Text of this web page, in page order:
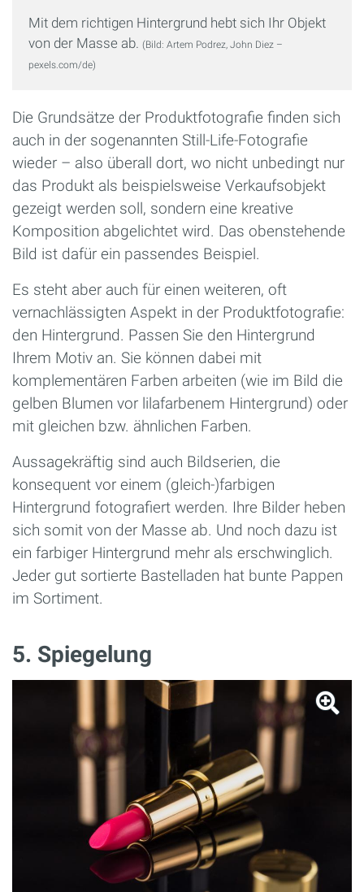
Mit dem richtigen Hintergrund hebt sich Ihr Objekt
von der Masse ab. (Bild: Artem Podrez, John Diez –
pexels.com/de)
Die Grundsätze der Produktfotografie finden sich
auch in der sogenannten Still-Life-Fotografie
wieder – also überall dort, wo nicht unbedingt nur
das Produkt als beispielsweise Verkaufsobjekt
gezeigt werden soll, sondern eine kreative
Komposition abgelichtet wird. Das obenstehende
Bild ist dafür ein passendes Beispiel.
Es steht aber auch für einen weiteren, oft
vernachlässigten Aspekt in der Produktfotografie:
den Hintergrund. Passen Sie den Hintergrund
Ihrem Motiv an. Sie können dabei mit
komplementären Farben arbeiten (wie im Bild die
gelben Blumen vor lilafarbenem Hintergrund) oder
mit gleichen bzw. ähnlichen Farben.
Aussagekräftig sind auch Bildserien, die
konsequent vor einem (gleich-)farbigen
Hintergrund fotografiert werden. Ihre Bilder heben
sich somit von der Masse ab. Und noch dazu ist
ein farbiger Hintergrund mehr als erschwinglich.
Jeder gut sortierte Bastelladen hat bunte Pappen
im Sortiment.
5. Spiegelung